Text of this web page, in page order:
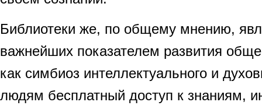
Библиотеки же, по общему мнению,
важнейших показателем развития
как симбиоз интеллектуального и
людям бесплатный доступ к знаниям,